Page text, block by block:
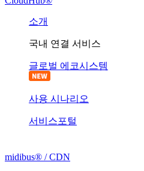
소개
국내 연결 서비스
글로벌 에코시스템
사용 시나리오
서비스포털
midibus® / CDN